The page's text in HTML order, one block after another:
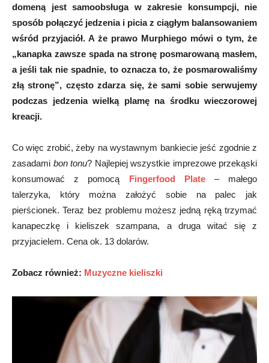
domeną jest samoobsługa w zakresie konsumpcji, nie
sposób połączyć jedzenia i picia z ciągłym balansowaniem
wśród przyjaciół. A że prawo Murphiego mówi o tym, że
„kanapka zawsze spada na stronę posmarowaną masłem,
a jeśli tak nie spadnie, to oznacza to, że posmarowaliśmy
złą stronę”, często zdarza się, że sami sobie serwujemy
podczas jedzenia wielką plamę na środku wieczorowej
kreacji.
Co więc zrobić, żeby na wystawnym bankiecie jeść zgodnie z
zasadami bon tonu? Najlepiej wszystkie imprezowe przekąski
konsumować z pomocą Fingerfood Plate– małego
talerzyka, który można założyć sobie na palec jak
pierścionek. Teraz bez problemu możesz jedną ręką trzymać
kanapeczkę i kieliszek szampana, a druga witać się z
przyjacielem. Cena ok. 13 dolarów.
Zobacz również: Muzyczne kieliszki